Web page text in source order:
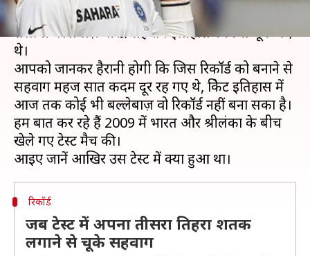
10 साल पहले आज ही के दिन भारतीय क्रिकेट टीम के पूर्व
सलामी बल्लेबाज़ वीरेंद्र सहवाग इतिहास रचने से चूक गए
थे।
आपको जानकर हैरानी होगी कि जिस रिकॉर्ड को बनाने से
सहवाग महज सात कदम दूर रह गए थे, क्रिकेट इतिहास में
आज तक कोई भी बल्लेबाज़ वो रिकॉर्ड नहीं बना सका है।
हम बात कर रहे हैं 2009 में भारत और श्रीलंका के बीच
खेले गए टेस्ट मैच की।
रिकॉर्ड
जब टेस्ट में अपना तीसरा तिहरा शतक
लगाने से चूके सहवाग